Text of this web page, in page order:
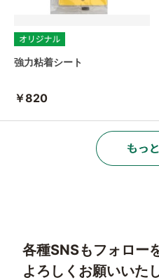
強力粘着シート
￥820
各種SNSもフォロー
よろしくお願いいた